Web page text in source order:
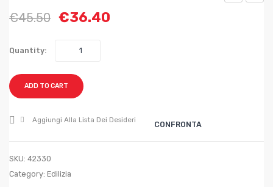
€45.50 €36.40
Quantity:
ADD TO CART
Aggiungi Alla Lista Dei Desideri CONFRONTA
SKU: 42330
Category: Edilizia